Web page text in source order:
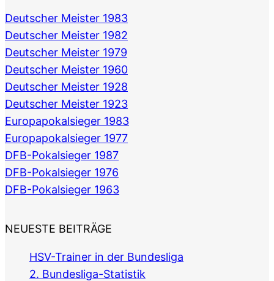
Deutscher Meister 1983
Deutscher Meister 1982
Deutscher Meister 1979
Deutscher Meister 1960
Deutscher Meister 1928
Deutscher Meister 1923
Europapokalsieger 1983
Europapokalsieger 1977
DFB-Pokalsieger 1987
DFB-Pokalsieger 1976
DFB-Pokalsieger 1963
NEUESTE BEITRÄGE
HSV-Trainer in der Bundesliga
2. Bundesliga-Statistik